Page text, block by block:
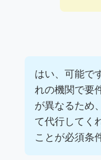
はい、可能で
れの機関で要
が異なるため
て代行してく
ことが必須条